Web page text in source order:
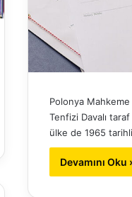
Polonya Mahkeme
Tenfizi Davalı
ülke de 1965
Devamını Oku